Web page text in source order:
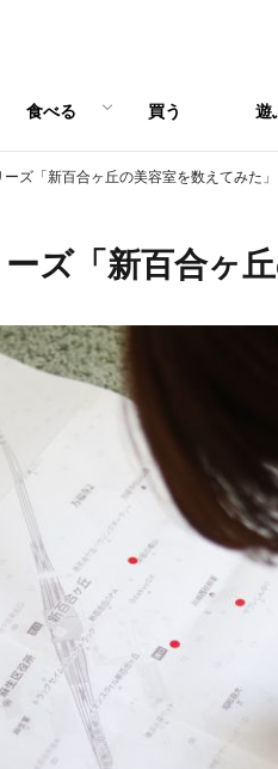
食べる
ランチ
スイーツ
買う 遊
ズ「新百合ヶ丘の美容室を数えてみた」
ズ「新百合ヶ